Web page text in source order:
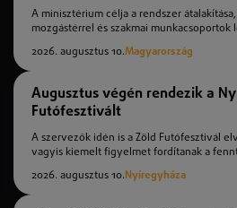
A minisztérium célja a rendszer
mozgástérrel és szakmai munkacsoportok
2026. augusztus 10.Magyarország
Augusztus végén rendezik a
Futófesztivált
A szervezők idén is a Zöld Futófesztivál
vagyis kiemelt figyelmet fordítanak a
2026. augusztus 10. Nyíregyháza